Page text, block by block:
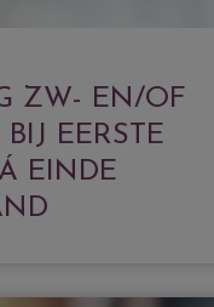
ZW- EN/OF
EERSTE
EINDE